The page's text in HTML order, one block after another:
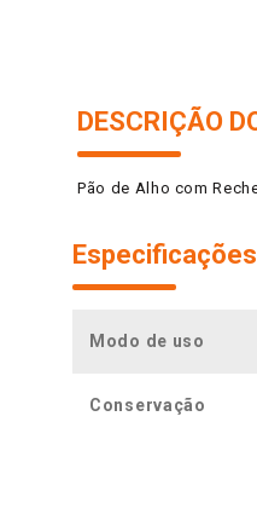
DESCRIÇÃO
Pão de Alho com
Especificações
Modo de uso
Conservação